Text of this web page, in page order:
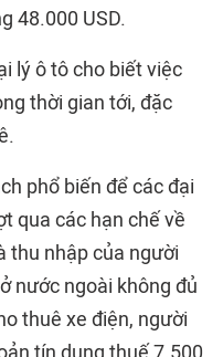
48.000 USD.
lý ô tô cho biết việc
thời gian tới, đặc
phổ biến để các đại
qua các hạn chế về
thu nhập của người
nước ngoài không đủ
thuê xe điện, người